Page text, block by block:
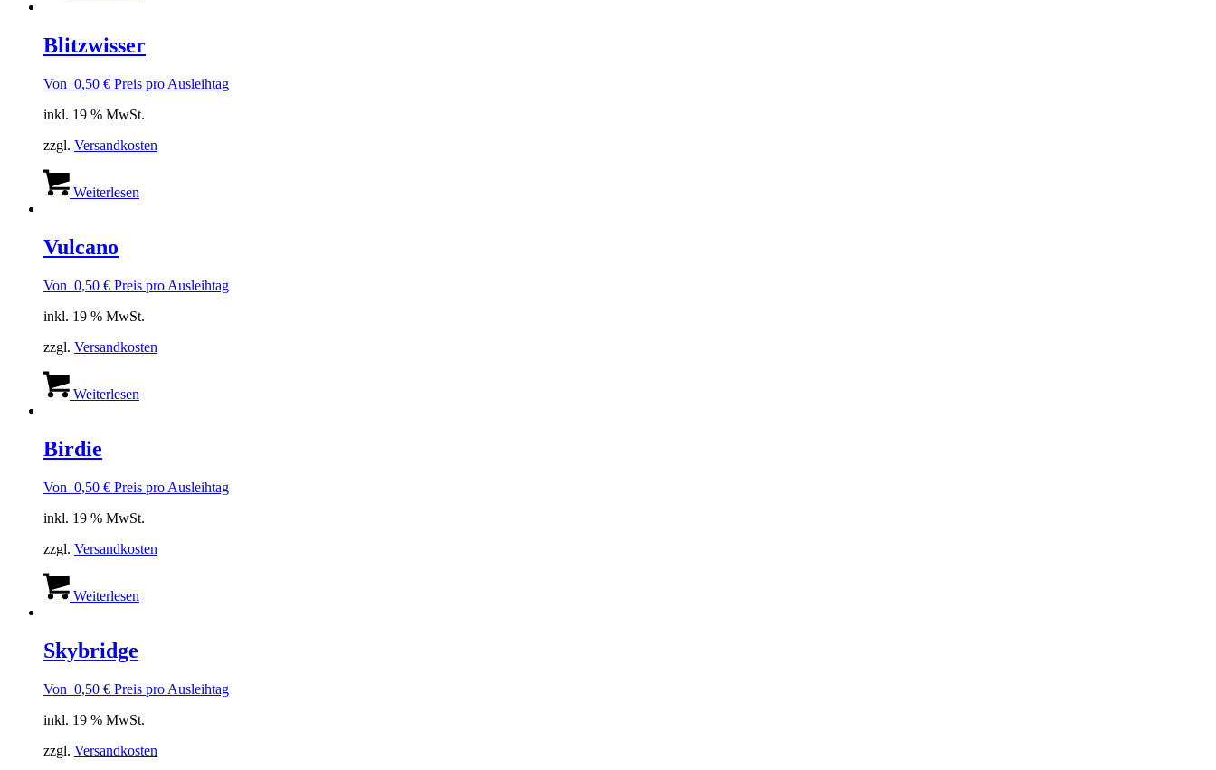
Blitzwisser
Von 0,50 € Preis pro Ausleihtag
inkl. 19 % MwSt.
zzgl. Versandkosten
Weiterlesen
Vulcano
Von 0,50 € Preis pro Ausleihtag
inkl. 19 % MwSt.
zzgl. Versandkosten
Weiterlesen
Birdie
Von 0,50 € Preis pro Ausleihtag
inkl. 19 % MwSt.
zzgl. Versandkosten
Weiterlesen
Skybridge
Von 0,50 € Preis pro Ausleihtag
inkl. 19 % MwSt.
zzgl. Versandkosten